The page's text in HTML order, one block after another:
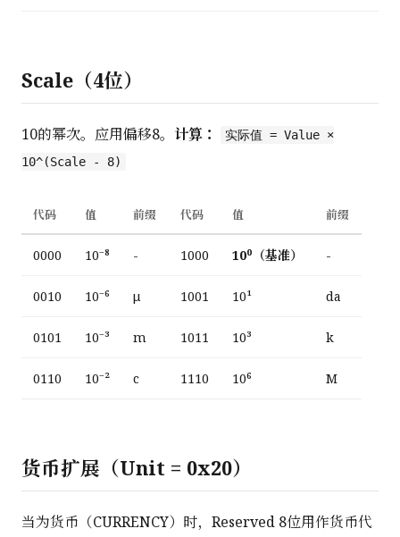
Scale（4位）
10的幂次。应用偏移8。 计算：
实际值 = Value ×
10^(Scale - 8)
代码 值 前缀 代码 值 前缀
0000 10⁻⁸ - 1000 10⁰（基准） -
0010 10⁻⁶ μ 1001 10¹ da
0101 10⁻³ m 1011 10³ k
0110 10⁻² c 1110 10⁶ M
货币扩展（Unit = 0x20）
当为货币（CURRENCY）时，Reserved 8位用作货币代